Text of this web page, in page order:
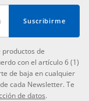
Suscribirme
de
con el artículo 6 (1)
de baja en cualquier
cada Newsletter. Te
de datos.